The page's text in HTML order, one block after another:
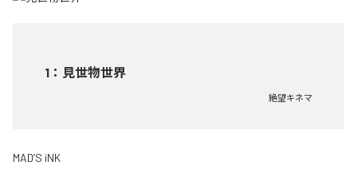
1 ： 見世物世界
絶望キネマ
MAD’S iNK